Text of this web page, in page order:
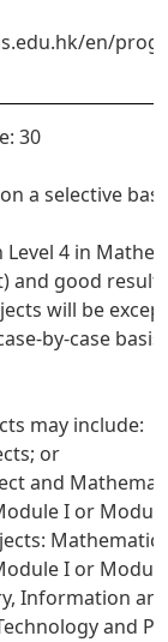
en/
30
a selective
4 in
and good
will be
by-case basis.
may include:
or
and
I or
Mathematics
I or
Information
and